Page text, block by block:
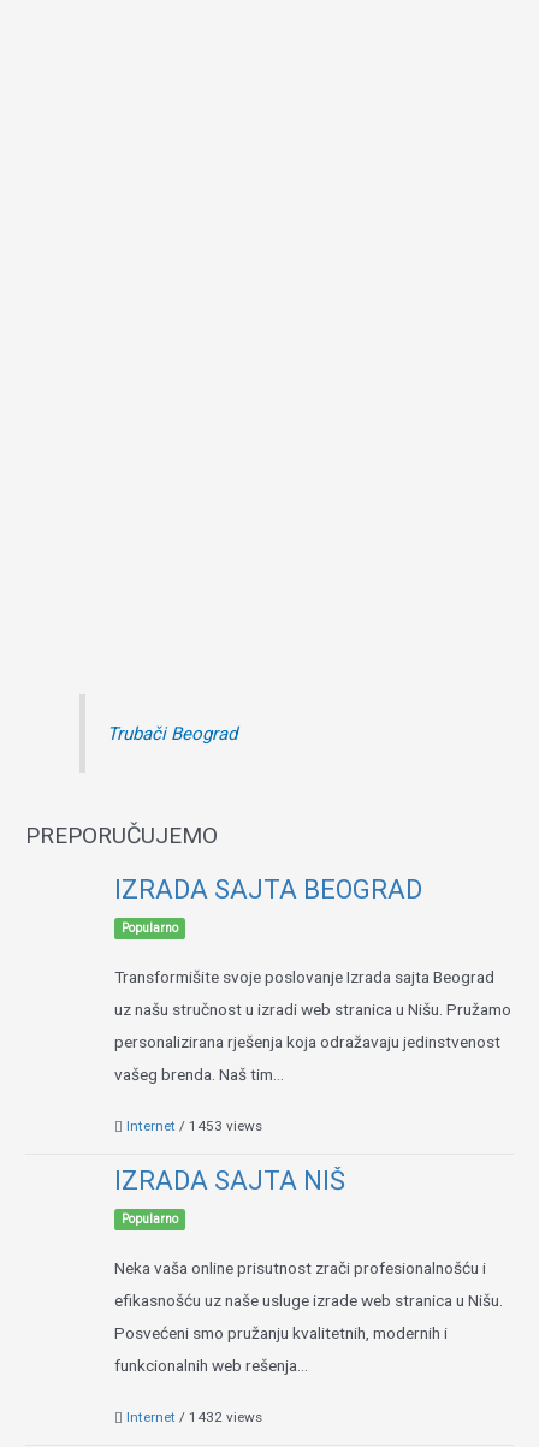
Trubači Beograd
PREPORUČUJEMO
IZRADA SAJTA BEOGRAD
Popularno
Transformišite svoje poslovanje Izrada sajta Beograd
uz našu stručnost u izradi web stranica u Nišu. Pružamo
personalizirana rješenja koja odražavaju jedinstvenost
vašeg brenda. Naš tim...
Internet / 1453 views
IZRADA SAJTA NIŠ
Popularno
Neka vaša online prisutnost zrači profesionalnošću i
efikasnošću uz naše usluge izrade web stranica u Nišu.
Posvećeni smo pružanju kvalitetnih, modernih i
funkcionalnih web rešenja...
Internet / 1432 views